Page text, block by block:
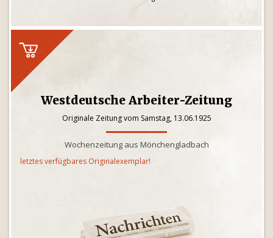
Westdeutsche Arbeiter-Zeitung
Originale Zeitung vom Samstag, 13.06.1925
Wochenzeitung aus Mönchengladbach
letztes verfügbares Originalexemplar!